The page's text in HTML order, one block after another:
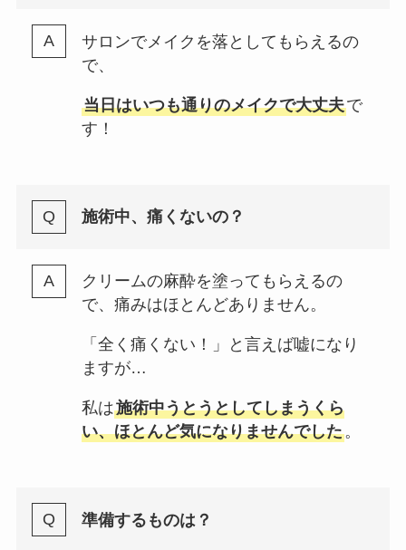
サロンでメイクを落としてもらえるの
で、
当日はいつも通りのメイクで大丈夫で
す！
施術中、痛くないの？
クリームの麻酔を塗ってもらえるの
で、痛みはほとんどありません。
「全く痛くない！」と言えば嘘になり
ますが…
私は施術中うとうとしてしまうくら
い、ほとんど気になりませんでした。
準備するものは？